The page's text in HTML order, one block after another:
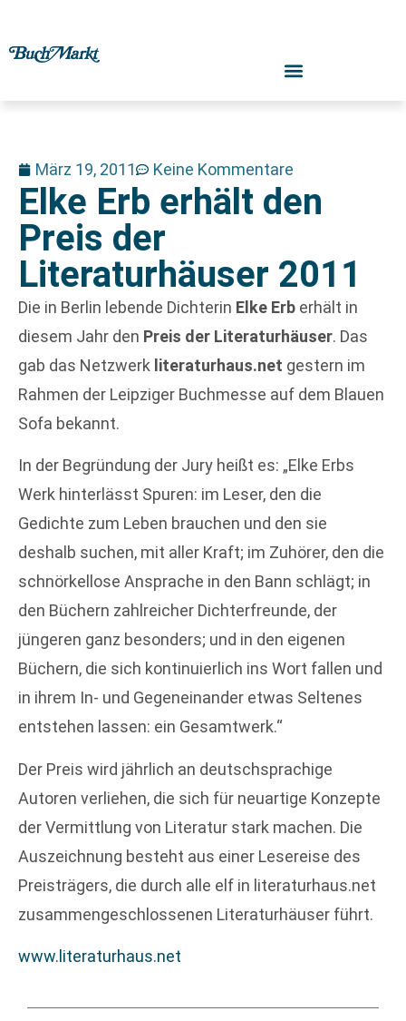
März 19, 2011 Keine Kommentare
Elke Erb erhält den
Preis der
Literaturhäuser 2011
Die in Berlin lebende Dichterin Elke Erb erhält in
diesem Jahr den Preis der Literaturhäuser. Das
gab das Netzwerk literaturhaus.net gestern im
Rahmen der Leipziger Buchmesse auf dem Blauen
Sofa bekannt.
In der Begründung der Jury heißt es: „Elke Erbs
Werk hinterlässt Spuren: im Leser, den die
Gedichte zum Leben brauchen und den sie
deshalb suchen, mit aller Kraft; im Zuhörer, den die
schnörkellose Ansprache in den Bann schlägt; in
den Büchern zahlreicher Dichterfreunde, der
jüngeren ganz besonders; und in den eigenen
Büchern, die sich kontinuierlich ins Wort fallen und
in ihrem In- und Gegeneinander etwas Seltenes
entstehen lassen: ein Gesamtwerk.“
Der Preis wird jährlich an deutschsprachige
Autoren verliehen, die sich für neuartige Konzepte
der Vermittlung von Literatur stark machen. Die
Auszeichnung besteht aus einer Lesereise des
Preisträgers, die durch alle elf in literaturhaus.net
zusammengeschlossenen Literaturhäuser führt.
www.literaturhaus.net